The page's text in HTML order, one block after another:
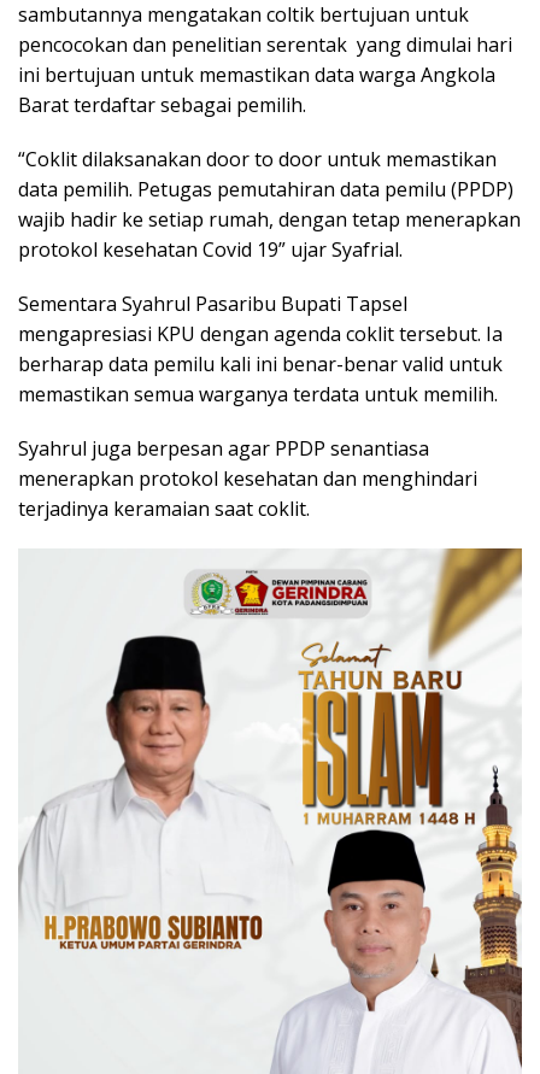
sambutannya mengatakan coltik bertujuan untuk
pencocokan dan penelitian serentak yang dimulai hari
ini bertujuan untuk memastikan data warga Angkola
Barat terdaftar sebagai pemilih.
“Coklit dilaksanakan door to door untuk memastikan
data pemilih. Petugas pemutahiran data pemilu (PPDP)
wajib hadir ke setiap rumah, dengan tetap menerapkan
protokol kesehatan Covid 19” ujar Syafrial.
Sementara Syahrul Pasaribu Bupati Tapsel
mengapresiasi KPU dengan agenda coklit tersebut. Ia
berharap data pemilu kali ini benar-benar valid untuk
memastikan semua warganya terdata untuk memilih.
Syahrul juga berpesan agar PPDP senantiasa
menerapkan protokol kesehatan dan menghindari
terjadinya keramaian saat coklit.